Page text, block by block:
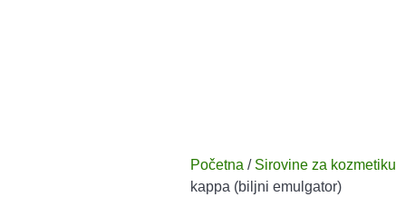
Početna / Sirovine za kozmetiku
kappa (biljni emulgator)